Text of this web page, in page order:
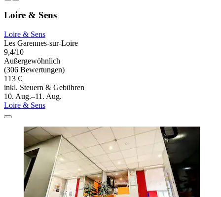
Loire & Sens
Loire & Sens
Les Garennes-sur-Loire
9,4/10
Außergewöhnlich
(306 Bewertungen)
113 €
inkl. Steuern & Gebühren
10. Aug.–11. Aug.
Loire & Sens